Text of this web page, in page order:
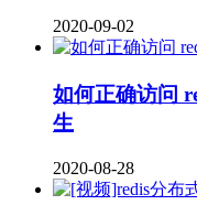
2020-09-02
如何正确访问
生
2020-08-28